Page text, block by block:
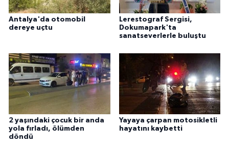
Antalya'da otomobil
dereye uçtu
Lerestograf Sergisi,
Dokumapark'ta
sanatseverlerle buluştu
2 yaşındaki çocuk bir anda
yola fırladı, ölümden
döndü
Yayaya çarpan motosikletli
hayatını kaybetti